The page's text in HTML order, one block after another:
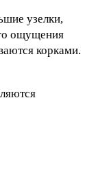
узелки,
ощущения
корками.